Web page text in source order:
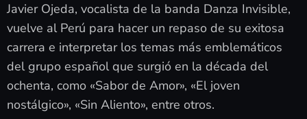
Javier Ojeda, vocalista de la banda Danza Invisible,
vuelve al Perú para hacer un repaso de su exitosa
carrera e interpretar los temas más emblemáticos
del grupo español que surgió en la década del
ochenta, como «Sabor de Amor», «El joven
nostálgico», «Sin Aliento», entre otros.